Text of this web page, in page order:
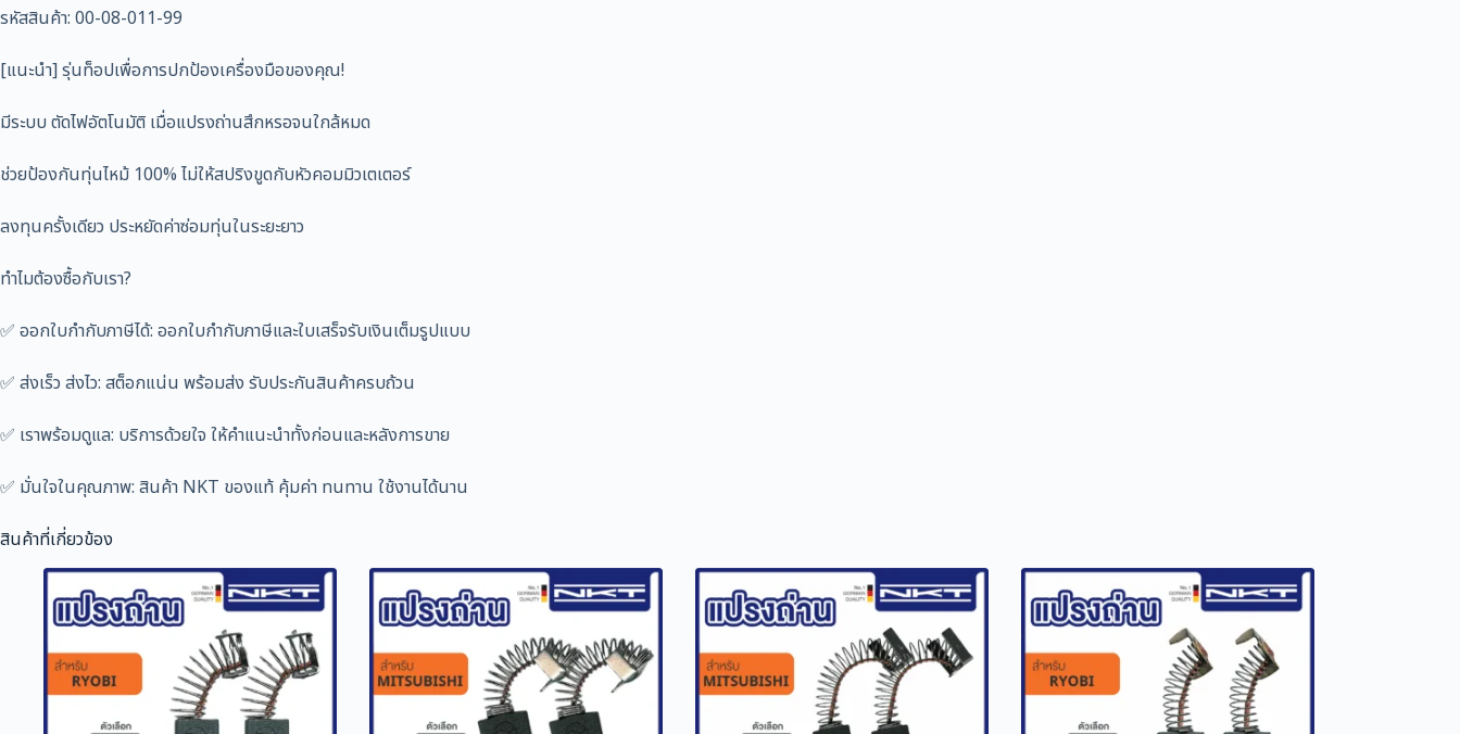
รหัสสินค้า: 00-08-011-99
[แนะนำ] รุ่นท็อปเพื่อการปกป้องเครื่องมือของคุณ!
มีระบบ ตัดไฟอัตโนมัติ เมื่อแปรงถ่านสึกหรอจนใกล้หมด
ช่วยป้องกันทุ่นไหม้ 100% ไม่ให้สปริงขูดกับหัวคอมมิวเตเตอร์
ลงทุนครั้งเดียว ประหยัดค่าซ่อมทุ่นในระยะยาว
ทำไมต้องซื้อกับเรา?
✅ ออกใบกำกับภาษีได้: ออกใบกำกับภาษีและใบเสร็จรับเงินเต็มรูปแบบ
✅ ส่งเร็ว ส่งไว: สต็อกแน่น พร้อมส่ง รับประกันสินค้าครบถ้วน
✅ เราพร้อมดูแล: บริการด้วยใจ ให้คำแนะนำทั้งก่อนและหลังการขาย
✅ มั่นใจในคุณภาพ: สินค้า NKT ของแท้ คุ้มค่า ทนทาน ใช้งานได้นาน
สินค้าที่เกี่ยวข้อง